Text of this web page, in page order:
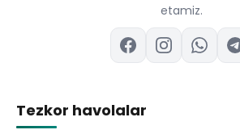
etamiz.
Tezkor havolalar